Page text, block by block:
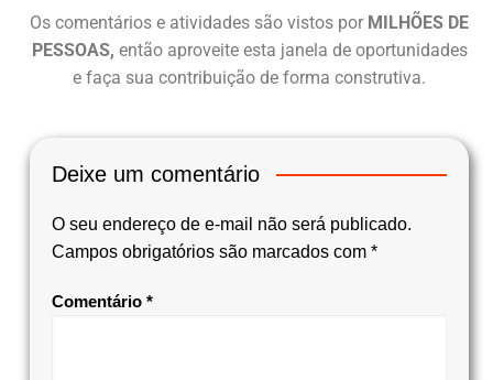
Os comentários e atividades são vistos por MILHÕES DE
PESSOAS, então aproveite esta janela de oportunidades
e faça sua contribuição de forma construtiva.
Deixe um comentário
O seu endereço de e-mail não será publicado.
Campos obrigatórios são marcados com *
Comentário *